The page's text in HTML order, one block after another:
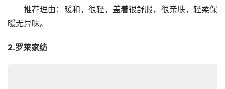
推荐理由：暖和，很轻，盖着很舒服，很亲肤，轻柔保
暖无异味。
2.罗莱家纺